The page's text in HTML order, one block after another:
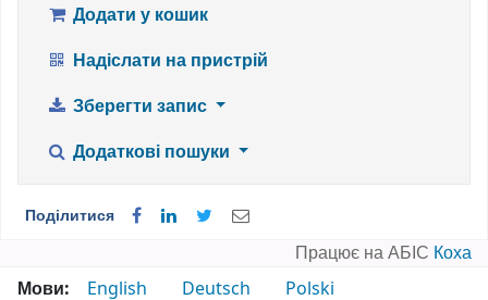
Додати у кошик
Надіслати на пристрій
Зберегти запис
Додаткові пошуки
Поділитися
Працює на АБІС Коха
Мови:
English Deutsch Polski